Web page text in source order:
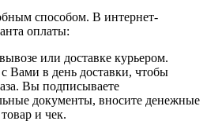
способом. В интернет-
оплаты:
или доставке курьером.
Вами в день доставки, чтобы
Вы подписываете
документы, вносите денежные
и чек.